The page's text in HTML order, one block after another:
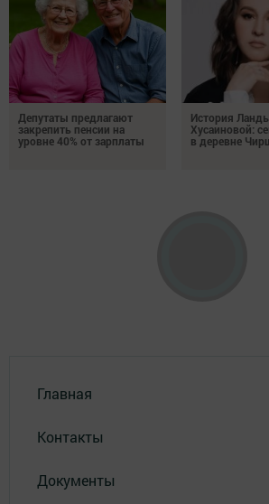
Депутаты предлагают
закрепить пенсии на
уровне 40% от зарплаты
История
Хусаиновой:
в деревне
Главная
Контакты
Документы